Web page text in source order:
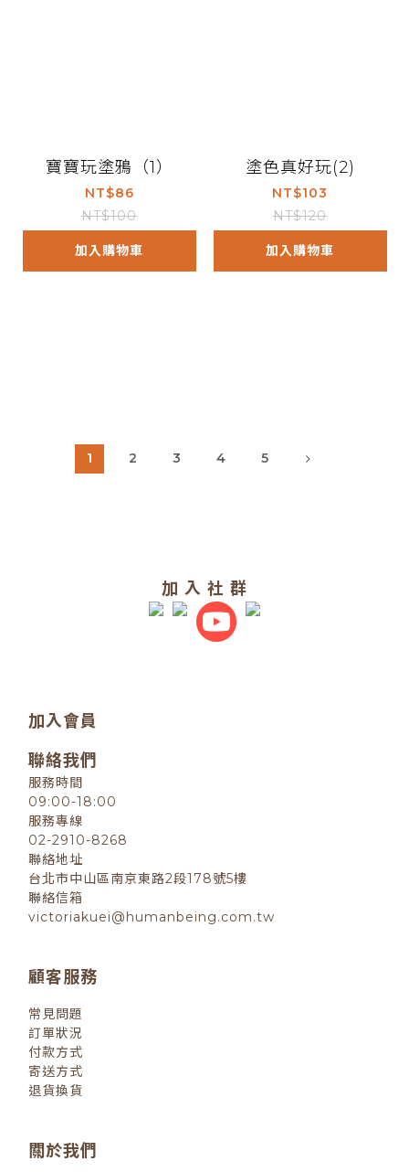
寶寶玩塗鴉（1）
NT$86
NT$100
加入購物車
塗色真好玩(2)
NT$103
NT$120
加入購物車
1 2 3 4 5
加 入 社 群
加入會員
聯絡我們
服務時間
09:00-18:00
服務專線
02-2910-8268
聯絡地址
台北市中山區南京東路2段178號5樓
聯絡信箱
victoriakuei@humanbeing.com.tw
顧客服務
常見問題
訂單狀況
付款方式
寄送方式
退貨換貨
關於我們